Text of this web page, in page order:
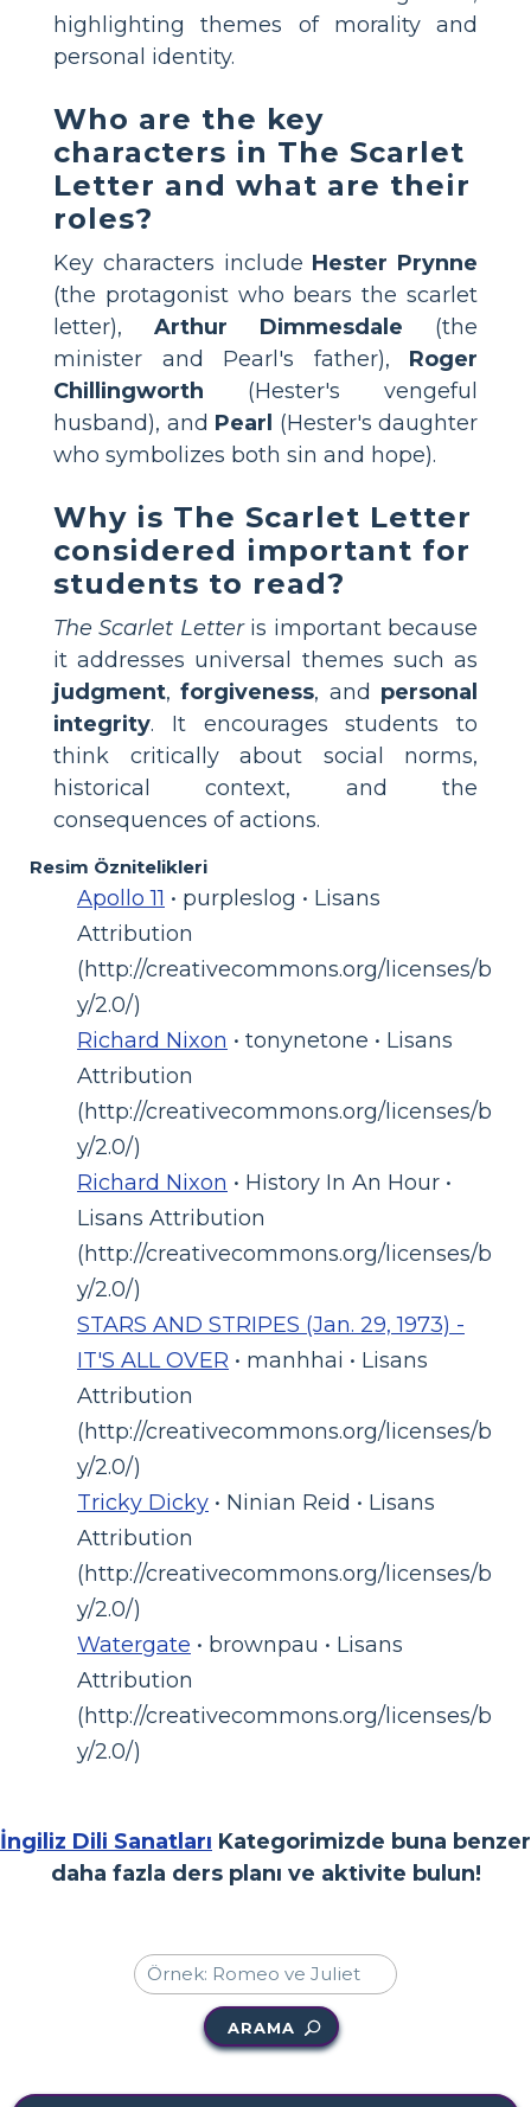
highlighting themes of morality and
personal identity.
Who are the key
characters in The Scarlet
Letter and what are their
roles?
Key characters include Hester Prynne
(the protagonist who bears the scarlet
letter), Arthur Dimmesdale (the
minister and Pearl's father), Roger
Chillingworth (Hester's vengeful
husband), and Pearl (Hester's daughter
who symbolizes both sin and hope).
Why is The Scarlet Letter
considered important for
students to read?
The Scarlet Letteris important because
it addresses universal themes such as
judgment,forgiveness, and personal
integrity. It encourages students to
think critically about social norms,
historical context, and the
consequences of actions.
Resim Öznitelikleri
Apollo 11 • purpleslog • Lisans
Attribution
(http://creativecommons.org/licenses/b
y/2.0/)
Richard Nixon • tonynetone • Lisans
Attribution
(http://creativecommons.org/licenses/b
y/2.0/)
Richard Nixon • History In An Hour •
Lisans Attribution
(http://creativecommons.org/licenses/b
y/2.0/)
STARS AND STRIPES (Jan. 29, 1973) -
IT'S ALL OVER • manhhai • Lisans
Attribution
(http://creativecommons.org/licenses/b
y/2.0/)
Tricky Dicky • Ninian Reid • Lisans
Attribution
(http://creativecommons.org/licenses/b
y/2.0/)
Watergate • brownpau • Lisans
Attribution
(http://creativecommons.org/licenses/b
y/2.0/)
İngiliz Dili Sanatları Kategorimizde buna benzer
daha fazla ders planı ve aktivite bulun!
ARAMA